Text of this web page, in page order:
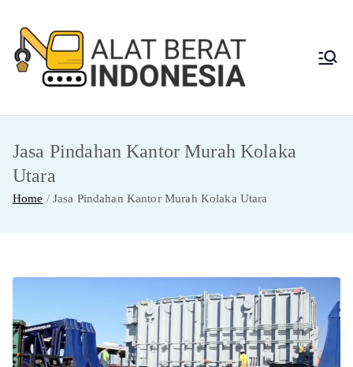
content
Berat
Indon
esia
Jasa Sewa Alat
Jasa Pindahan Kantor Murah Kolaka
Utara
Home Jasa Pindahan Kantor Murah Kolaka Utara